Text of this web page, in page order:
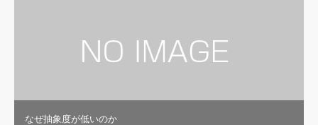
なぜ抽象度が低いのか